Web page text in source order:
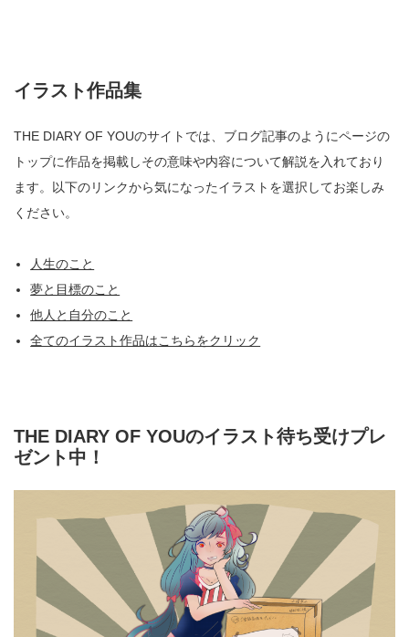
イラスト作品集
THE DIARY OF YOUのサイトでは、ブログ記事のようにページの
トップに作品を掲載しその意味や内容について解説を入れており
ます。以下のリンクから気になったイラストを選択してお楽しみ
ください。
人生のこと
夢と目標のこと
他人と自分のこと
全てのイラスト作品はこちらをクリック
THE DIARY OF YOUのイラスト待ち受けプレ
ゼント中！